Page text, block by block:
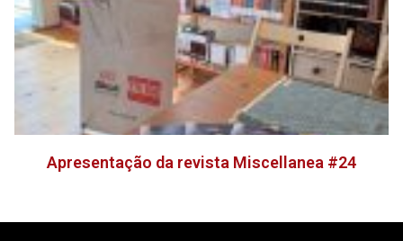
Apresentação da revista Miscellanea #24